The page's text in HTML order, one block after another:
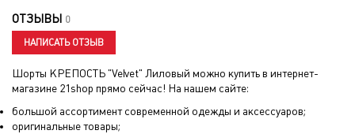
ОТЗЫВЫ 0
НАПИСАТЬ ОТЗЫВ
Шорты КРЕПОСТЬ "Velvet" Лиловый можно купить в интернет-
магазине 21shop прямо сейчас! На нашем сайте:
большой ассортимент современной одежды и аксессуаров;
оригинальные товары;